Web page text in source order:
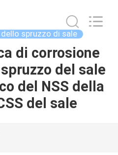
spruzzo di sale
di corrosione
del sale
del NSS della
del sale